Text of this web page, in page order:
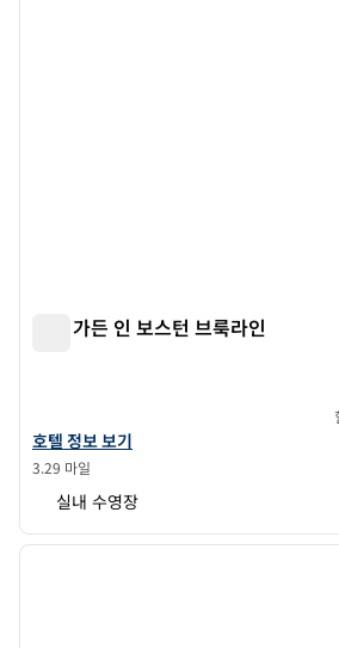
힐튼 가든 인 보스턴 브룩라인
힐튼 가든 인 보스턴 브룩라인의 호텔 정보 보기
호텔 정보 보기
3.29 마일
실내 수영장
1/12